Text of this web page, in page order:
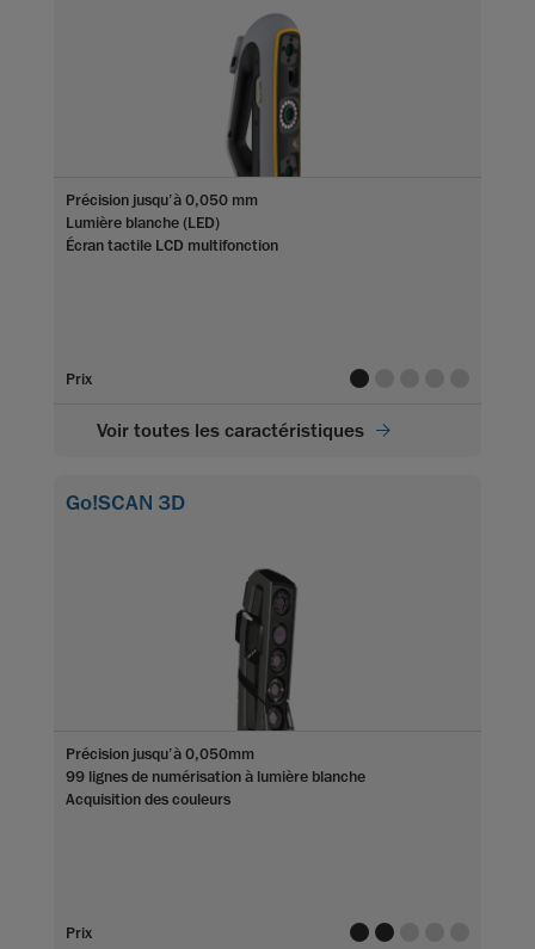
Précision jusqu’à 0,050 mm
Lumière blanche (LED)
Écran tactile LCD multifonction
Prix value
Voir toutes les caractéristiques
Go!SCAN 3D
Précision jusqu’à 0,050mm
99 lignes de numérisation à lumière blanche
Acquisition des couleurs
Prix valuevalue